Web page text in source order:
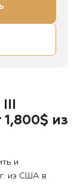
1,800$ из
и
г. из США в